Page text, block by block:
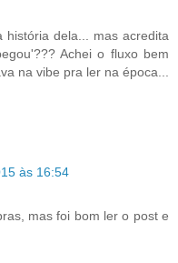
história dela... mas acredita
Achei o fluxo bem
na vibe pra ler na época...
às 16:54
mas foi bom ler o post e